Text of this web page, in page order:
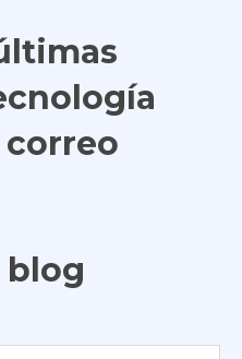
blog